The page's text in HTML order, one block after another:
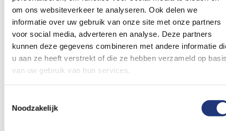
om ons websiteverkeer te analyseren. Ook delen we
informatie over uw gebruik van onze site met onze partners
voor social media, adverteren en analyse. Deze partners
kunnen deze gegevens combineren met andere informatie
u aan ze heeft verstrekt of die ze hebben verzameld op
van uw gebruik van hun services.
Noodzakelijk
verlanglijst
150x225cm - Spunpoly